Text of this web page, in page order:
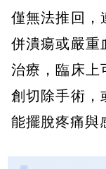
僅無法推回，
併潰瘍或嚴重
治療，臨床上
創切除手術，
能擺脫疼痛與